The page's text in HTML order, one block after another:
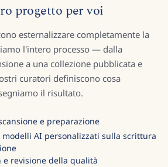
progetto per voi
esternalizzare completamente la
l'intero processo — dalla
a una collezione pubblicata e
curatori definiscono cosa
il risultato.
e preparazione
AI personalizzati sulla scrittura
e revisione della qualità